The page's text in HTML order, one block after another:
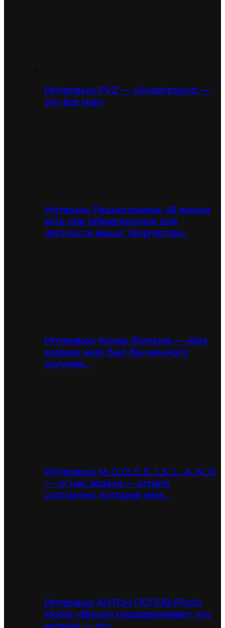
Интервью: PVZ — «Андеграунд —
это все мы!»
Интерью: Радиопомехи: «В жизни
есть две обязательные для
честности вещи: творчество…
Интервью: Конец Фильма — «Без
музыки мир был бы намного
скучнее…
Интервью: M_O_O_S_E_I_S_L_A_N_D
— «У нас задача — играть
состояния, которые нам…
Интервью АНТОН ПОПОВ (Porto
Moris): «Винил подразумевает, что